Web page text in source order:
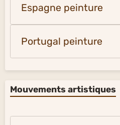
Espagne peinture
Portugal peinture
Mouvements artistiques